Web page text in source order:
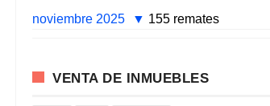
noviembre 2025 155 remates
VENTA DE INMUEBLES